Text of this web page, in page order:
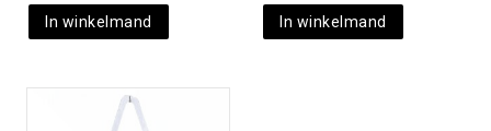
In winkelmand In winkelmand